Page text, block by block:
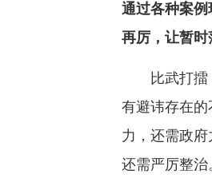
通过各种案
再厉，让暂时
比武打擂，
有避讳存在
力，还需政
还需严厉整治